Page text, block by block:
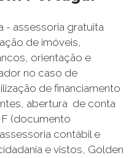
- assessoria gratuita
de imóveis,
orientação e
no caso de
de financiamento
abertura de conta
(documento
contábil e
e vistos, Golden